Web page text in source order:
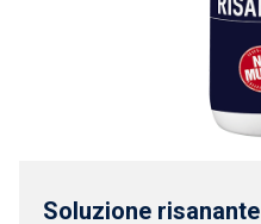
Soluzione risanante